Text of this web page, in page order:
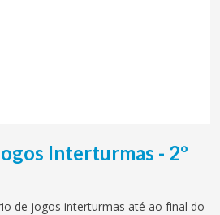
Interturmas - 2º
de jogos interturmas até ao final do